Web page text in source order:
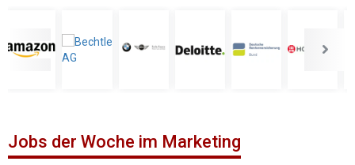
Jobs der Woche im Marketing